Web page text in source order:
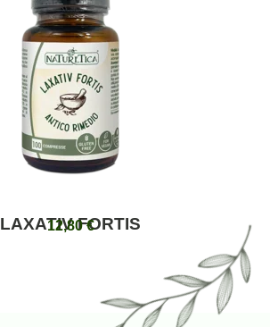
LAXATIV FORTIS
12,80€